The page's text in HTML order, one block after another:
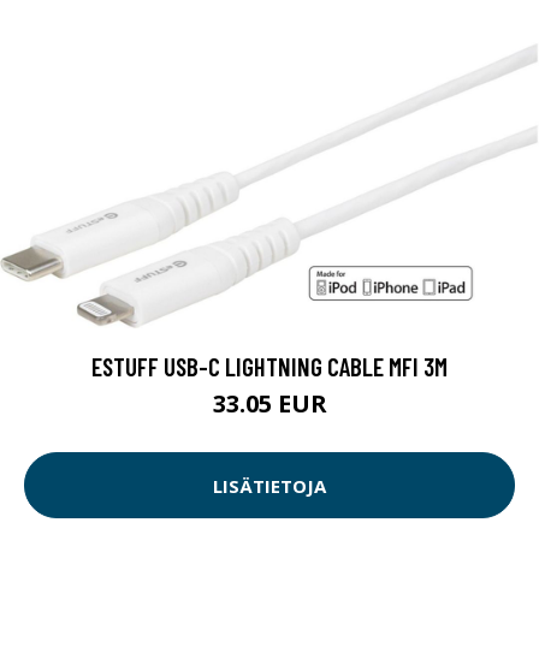
ESTUFF USB-C LIGHTNING CABLE MFI 3M
33.05 EUR
LISÄTIETOJA